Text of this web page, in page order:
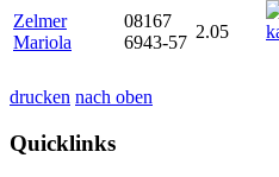
Zelmer
Mariola
08167
6943-57
2.05
drucken nach oben
Quicklinks